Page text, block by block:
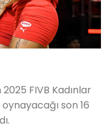
2025 FIVB Kadınlar
son 16